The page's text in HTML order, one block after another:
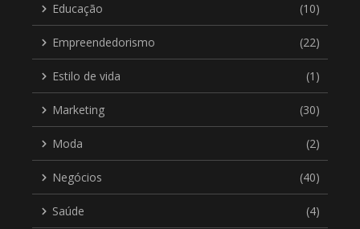
Educação (10)
Empreendedorismo (22)
Estilo de vida (1)
Marketing (30)
Moda (2)
Negócios (40)
Saúde (4)